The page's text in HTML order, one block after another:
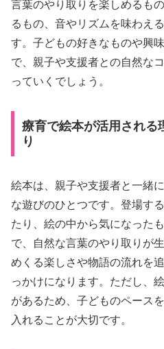
言葉のやり取りを楽しめるも
るもの、音やリズムを味わえ
す。子どもの好きなものや興
で、親子や支援者との自然な
っていくでしょう。
療育で絵本が活用される
り
絵本は、親子や支援者と一緒
な遊びのひとつです。登場す
たり、絵の中から気になった
で、自然な言葉のやり取りが
めくる楽しさや物語の流れを
っかけになります。ただし、
があるため、子どものペース
入れることが大切です。